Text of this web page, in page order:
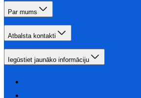
Par mums
Atbalsta kontakti
Iegūstiet jaunāko informāciju